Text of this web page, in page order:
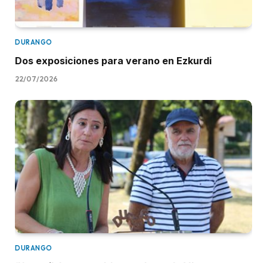
DURANGO
Dos exposiciones para verano en Ezkurdi
22/07/2026
DURANGO